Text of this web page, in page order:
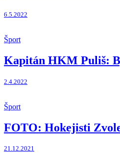
6.5.2022
Šport
Kapitán HKM Puliš:
2.4.2022
Šport
FOTO: Hokejisti
21.12.2021